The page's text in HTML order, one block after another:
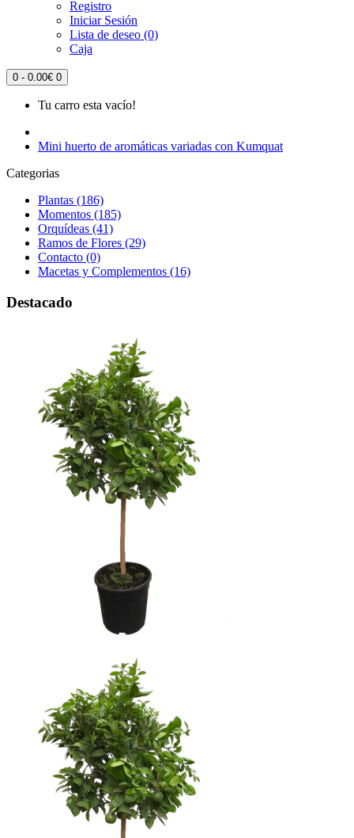
Registro
Iniciar Sesión
Lista de deseo (0)
Caja
0 - 0.00€ 0
Tu carro esta vacío!
Mini huerto de aromáticas variadas con Kumquat
Categorias
Plantas (186)
Momentos (185)
Orquídeas (41)
Ramos de Flores (29)
Contacto (0)
Macetas y Complementos (16)
Destacado